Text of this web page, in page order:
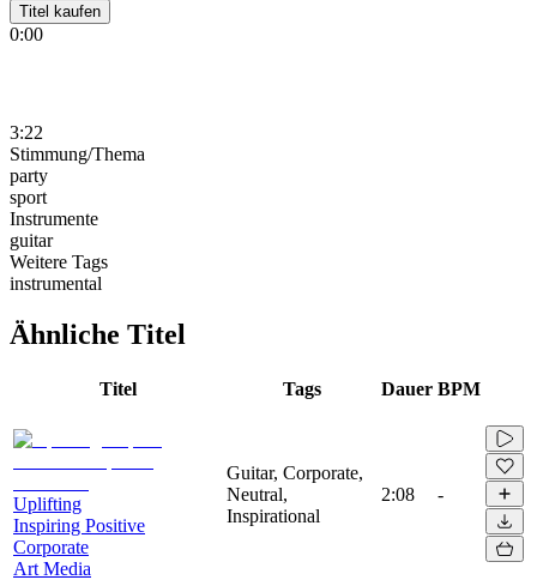
Titel kaufen
0:00
3:22
Stimmung/Thema
party
sport
Instrumente
guitar
Weitere Tags
instrumental
Ähnliche Titel
Titel Tags Dauer BPM
Uplifting
Inspiring Positive
Corporate
Art Media
Guitar, Corporate,
Neutral,
Inspirational
2:08 -